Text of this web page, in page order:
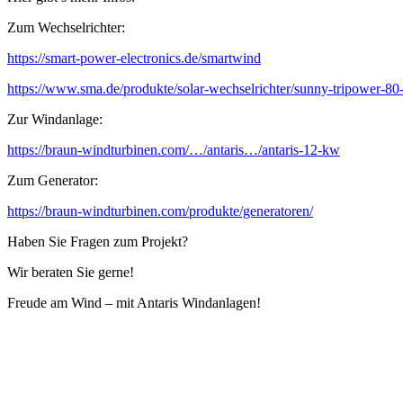
Zum Wechselrichter:
https://smart-power-electronics.de/smartwind
https://www.sma.de/produkte/solar-wechselrichter/sunny-tripower-
Zur Windanlage:
https://braun-windturbinen.com/…/antaris…/antaris-12-kw
Zum Generator:
https://braun-windturbinen.com/produkte/generatoren/
Haben Sie Fragen zum Projekt?
Wir beraten Sie gerne!
Freude am Wind – mit Antaris Windanlagen!